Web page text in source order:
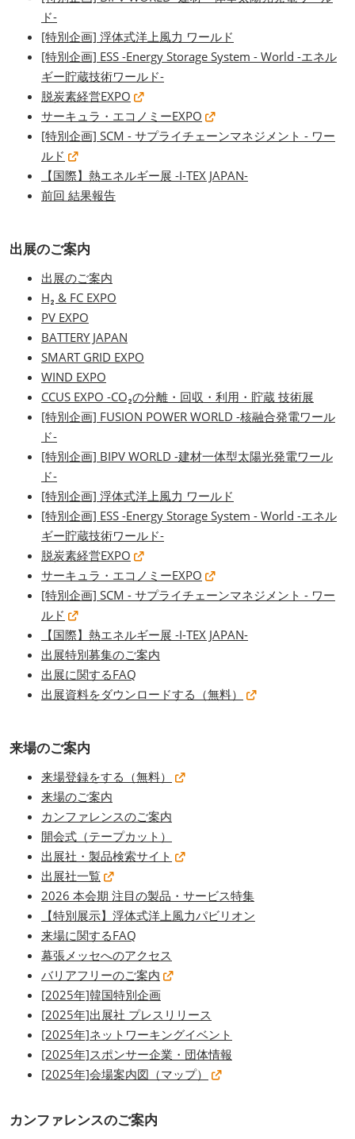
ド-
[特別企画] 浮体式洋上風力 ワールド
[特別企画] ESS -Energy Storage System - World -エネル
ギー貯蔵技術ワールド-
脱炭素経営EXPO
サーキュラ・エコノミーEXPO
[特別企画] SCM - サプライチェーンマネジメント - ワー
ルド
【国際】熱エネルギー展 -I-TEX JAPAN-
前回 結果報告
出展のご案内
出展のご案内
H₂ & FC EXPO
PV EXPO
BATTERY JAPAN
SMART GRID EXPO
WIND EXPO
CCUS EXPO -CO₂の分離・回収・利用・貯蔵 技術展
[特別企画] FUSION POWER WORLD -核融合発電ワール
ド-
[特別企画] BIPV WORLD -建材一体型太陽光発電ワール
ド-
[特別企画] 浮体式洋上風力 ワールド
[特別企画] ESS -Energy Storage System - World -エネル
ギー貯蔵技術ワールド-
脱炭素経営EXPO
サーキュラ・エコノミーEXPO
[特別企画] SCM - サプライチェーンマネジメント - ワー
ルド
【国際】熱エネルギー展 -I-TEX JAPAN-
出展特別募集のご案内
出展に関するFAQ
出展資料をダウンロードする（無料）
来場のご案内
来場登録をする（無料）
来場のご案内
カンファレンスのご案内
開会式（テープカット）
出展社・製品検索サイト
出展社一覧
2026 本会期 注目の製品・サービス特集
【特別展示】浮体式洋上風力パビリオン
来場に関するFAQ
幕張メッセへのアクセス
バリアフリーのご案内
[2025年]韓国特別企画
[2025年]出展社 プレスリリース
[2025年]ネットワーキングイベント
[2025年]スポンサー企業・団体情報
[2025年]会場案内図（マップ）
カンファレンスのご案内